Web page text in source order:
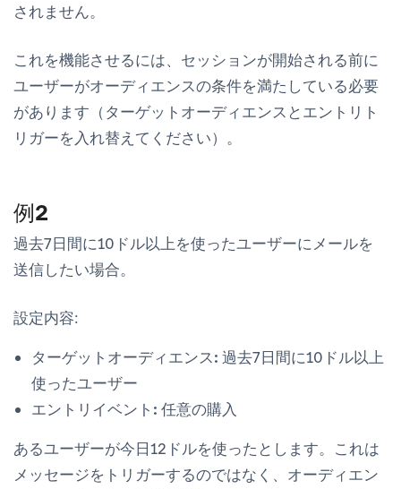
されません。
これを機能させるには、セッションが開始される前に
ユーザーがオーディエンスの条件を満たしている必要
があります（ターゲットオーディエンスとエントリト
リガーを入れ替えてください）。
例2
過去7日間に10ドル以上を使ったユーザーにメールを
送信したい場合。
設定内容:
ターゲットオーディエンス: 過去7日間に10ドル以上
使ったユーザー
エントリイベント: 任意の購入
あるユーザーが今日12ドルを使ったとします。これは
メッセージをトリガーするのではなく、オーディエン